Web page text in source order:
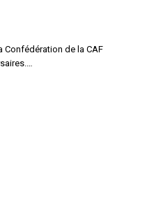
Confédération de la CAF